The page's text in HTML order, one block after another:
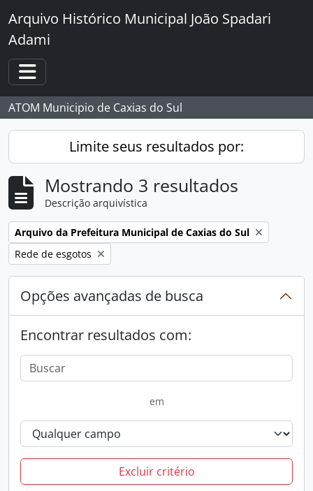
Skip to main content
Arquivo Histórico Municipal João Spadari
Adami
Toggle navigation
ATOM Municipio de Caxias do Sul
Limite seus resultados por:
Mostrando 3 resultados
Descrição arquivística
Remover filtro:
Arquivo da Prefeitura Municipal de Caxias do Sul
Remover filtro:
Rede de esgotos
Opções avançadas de busca
Encontrar resultados com:
em
Excluir critério